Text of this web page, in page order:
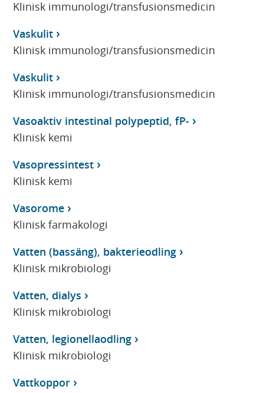
Klinisk immunologi/transfusionsmedicin
Vaskulit
Klinisk immunologi/transfusionsmedicin
Vaskulit
Klinisk immunologi/transfusionsmedicin
Vasoaktiv intestinal polypeptid, fP-
Klinisk kemi
Vasopressintest
Klinisk kemi
Vasorome
Klinisk farmakologi
Vatten (bassäng), bakterieodling
Klinisk mikrobiologi
Vatten, dialys
Klinisk mikrobiologi
Vatten, legionellaodling
Klinisk mikrobiologi
Vattkoppor